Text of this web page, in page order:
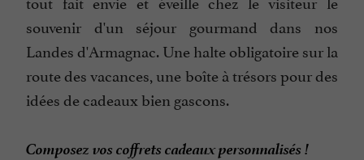
souvenir d'un séjour gourmand dans nos
Landes d'Armagnac. Une halte obligatoire sur la
route des vacances, une boîte à trésors pour des
idées de cadeaux bien gascons.
Composez vos coffrets cadeaux personnalisés !